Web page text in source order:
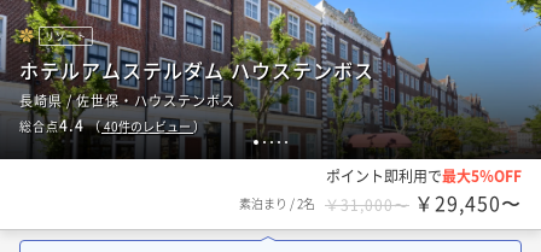
1234 5
リゾート
ホテルアムステルダム ハウステンボス
長崎県 / 佐世保・ハウステンボス
総合点4.4（40件のレビュー）
ポイント即利用で最大5％OFF
素泊まり /2名 ￥31,000〜 ￥29,450〜